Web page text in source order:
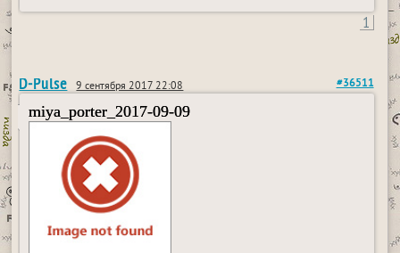
1
D-Pulse 9 сентября 2017 22:08 #36511
miya_porter_2017-09-09